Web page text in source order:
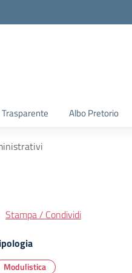
Albo Pretorio
Stampa / Condividi
Modulistica